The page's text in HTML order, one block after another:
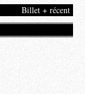
Billet + récent